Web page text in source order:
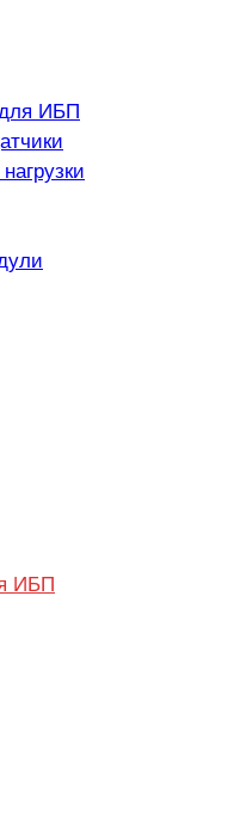
ИБП
ИБП